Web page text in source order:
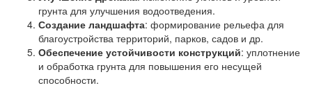
грунта для улучшения водоотведения.
Создание ландшафта: формирование рельефа для
благоустройства территорий, парков, садов и др.
Обеспечение устойчивости конструкций: уплотнение
и обработка грунта для повышения его несущей
способности.